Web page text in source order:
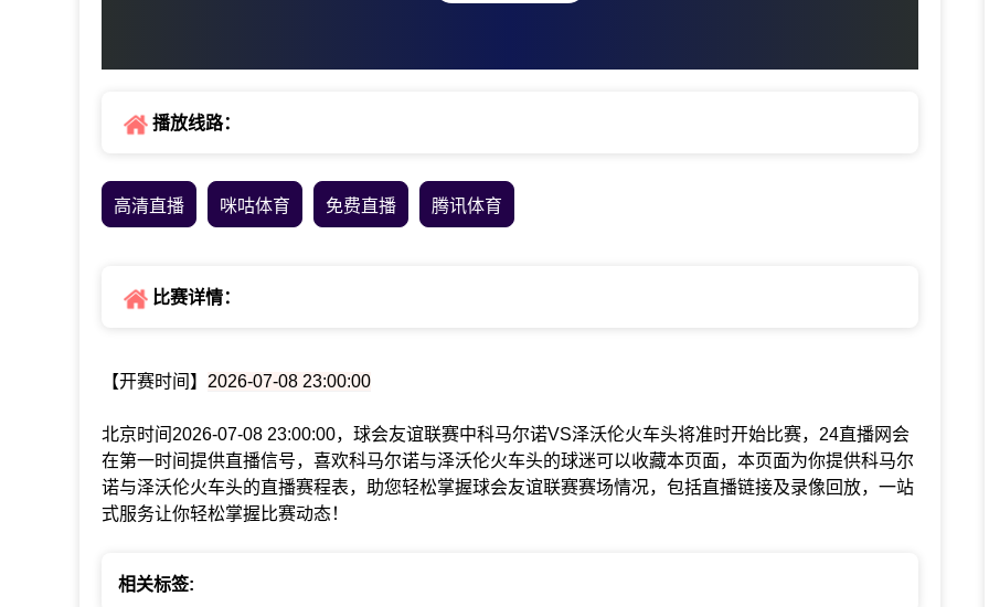
播放线路：
高清直播 咪咕体育 免费直播 腾讯体育
比赛详情：
【开赛时间】 2026-07-08 23:00:00
北京时间2026-07-08 23:00:00，球会友谊联赛中科马尔诺VS泽沃伦火车头将准时开始比赛，24直播网会
在第一时间提供直播信号，喜欢科马尔诺与泽沃伦火车头的球迷可以收藏本页面，本页面为你提供科马尔
诺与泽沃伦火车头的直播赛程表，助您轻松掌握球会友谊联赛赛场情况，包括直播链接及录像回放，一站
式服务让你轻松掌握比赛动态！
相关标签: